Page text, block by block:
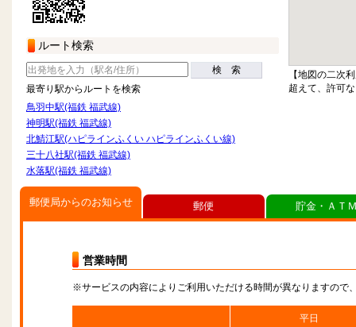
ルート検索
検 索
最寄り駅からルートを検索
鳥羽中駅(福鉄 福武線)
神明駅(福鉄 福武線)
北鯖江駅(ハピラインふくい ハピラインふくい線)
三十八社駅(福鉄 福武線)
水落駅(福鉄 福武線)
【地図の二次
超えて、許可
郵便局からのお知らせ
営業時間
※サービスの内容によりご利用いただける時間が異なりますので
平日
郵便 貯金・ＡＴ